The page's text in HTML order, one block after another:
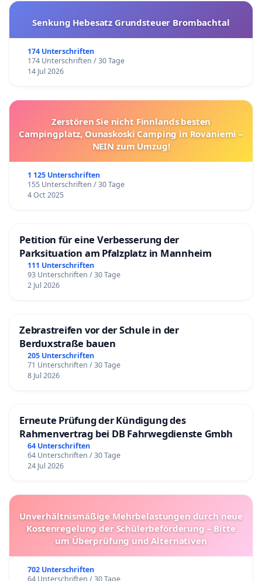
und kleinteiligen Tourismus in Österreich.
Als Chaletbesitzer tragen wir zum
Bruttoinlandsprodukt und Wirtschaftswachstum in
Österreich bei. Daher ist es ein Gebot der Fairness,
dass wir nicht nur in „guten“ Zeiten Steuern zahlen,
Beherbergungsverbots angemessene
Entschädigungs-zahlungen erhalten.
österreichischen Chaletbesitzer
Senkung Hebesatz Grundsteuer Brombachtal
174 Unterschriften
174 Unterschriften / 30 Tage
14 Jul 2026
Zerstören Sie nicht Finnlands besten
Campingplatz, Ounaskoski Camping in Rovaniemi –
NEIN zum Umzug!
1 125 Unterschriften
155 Unterschriften / 30 Tage
4 Oct 2025
Petition für eine Verbesserung der
Parksituation am Pfalzplatz in Mannheim
111 Unterschriften
93 Unterschriften / 30 Tage
2 Jul 2026
Zebrastreifen vor der Schule in der
Berduxstraße bauen
205 Unterschriften
71 Unterschriften / 30 Tage
8 Jul 2026
Erneute Prüfung der Kündigung des
Rahmenvertrag bei DB Fahrwegdienste Gmbh
64 Unterschriften
64 Unterschriften / 30 Tage
24 Jul 2026
Unverhältnismäßige Mehrbelastungen durch neue
Kostenregelung der Schülerbeförderung – Bitte
um Überprüfung und Alternativen
702 Unterschriften
64 Unterschriften / 30 Tage